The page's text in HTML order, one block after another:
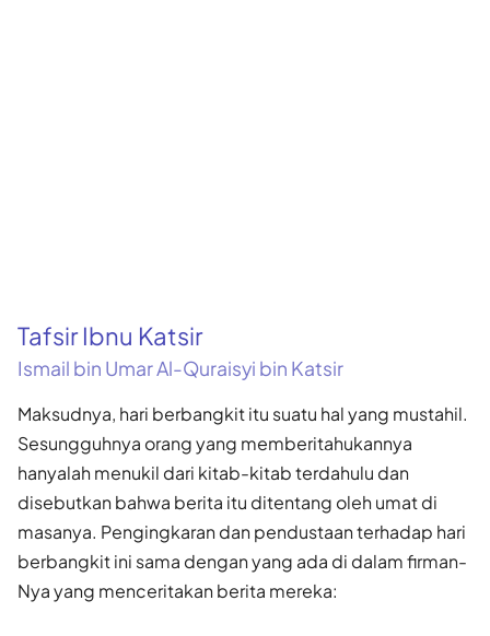
Tafsir Ibnu Katsir
Ismail bin Umar Al-Quraisyi bin Katsir
Maksudnya, hari berbangkit itu suatu hal yang mustahil.
Sesungguhnya orang yang memberitahukannya
hanyalah menukil dari kitab-kitab terdahulu dan
disebutkan bahwa berita itu ditentang oleh umat di
masanya. Pengingkaran dan pendustaan terhadap hari
berbangkit ini sama dengan yang ada di dalam firman-
Nya yang menceritakan berita mereka: